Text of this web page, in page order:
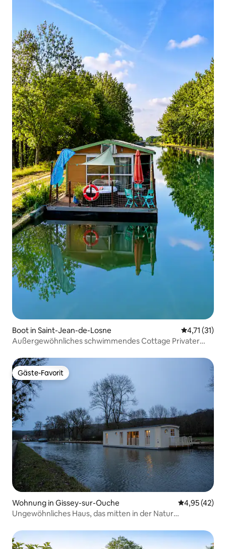
Boot in Saint-Jean-de-Losne
4,71 (31)
Außergewöhnliches schwimmendes Cottage Privater
Gäste-Favorit
Gäste-Favorit
Wohnung in Gissey-sur-Ouche
4,95 (42)
Ungewöhnliches Haus, das mitten in der Natur